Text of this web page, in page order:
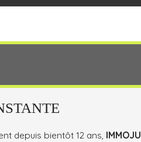
BARÈME RECRUTEMENT
depuis bientôt 12 ans,